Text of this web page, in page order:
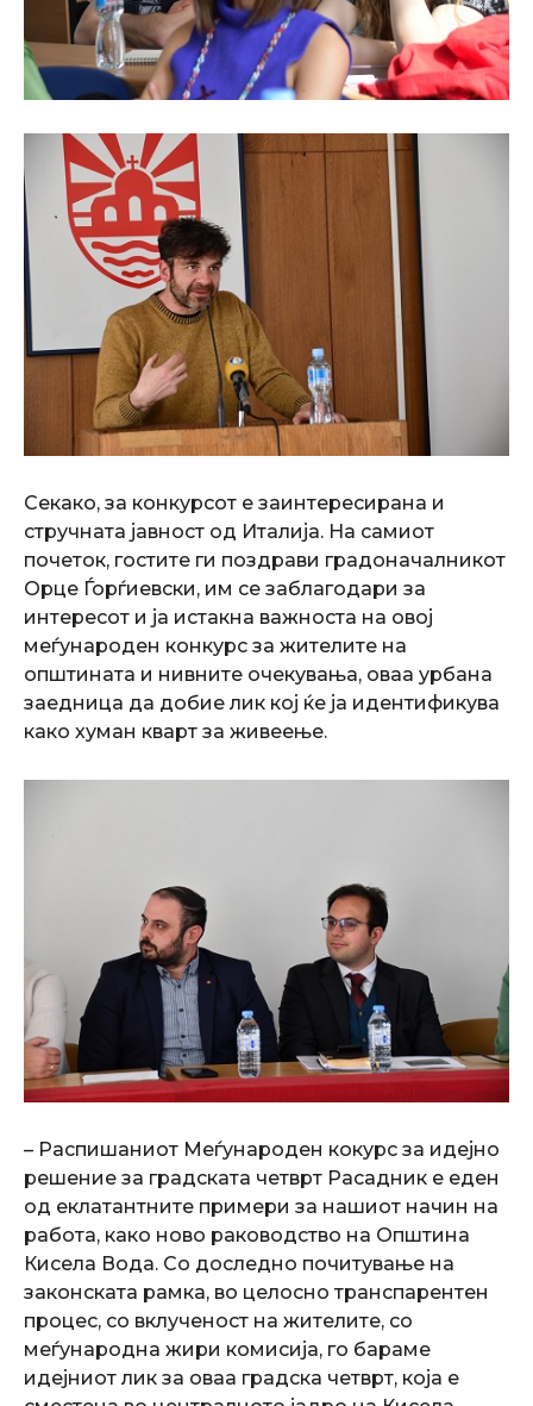
Секако, за конкурсот е заинтересирана и
стручната јавност од Италија. На самиот
почеток, гостите ги поздрави градоначалникот
Орце Ѓорѓиевски, им се заблагодари за
интересот и ја истакна важноста на овој
меѓународен конкурс за жителите на
општината и нивните очекувања, оваа урбана
заедница да добие лик кој ќе ја идентификува
како хуман кварт за живеење.
– Распишаниот Меѓународен кокурс за идејно
решение за градската четврт Расадник е еден
од еклатантните примери за нашиот начин на
работа, како ново раководство на Општина
Кисела Вода. Со доследно почитување на
законската рамка, во целосно транспарентен
процес, со вклученост на жителите, со
меѓународна жири комисија, го бараме
идејниот лик за оваа градска четврт, која е